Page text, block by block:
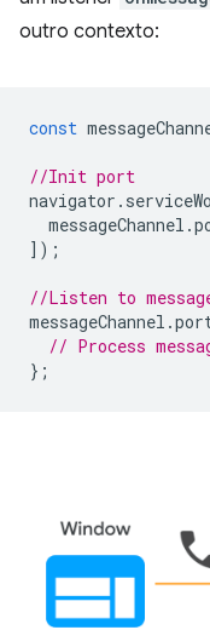
outro contexto:
const
//Init port
navigator .
messageChannel .
]);
//Listen to
messageChannel .
// Process
};